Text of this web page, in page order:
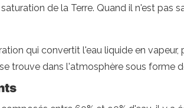
de la Terre. Quand il n'est pas
qui convertit l'eau liquide en
trouve dans l'atmosphère sous forme